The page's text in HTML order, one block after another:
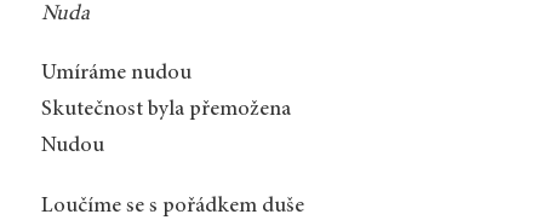
Nuda
Umíráme nudou
Skutečnost byla přemožena
Nudou
Loučíme se s pořádkem duše